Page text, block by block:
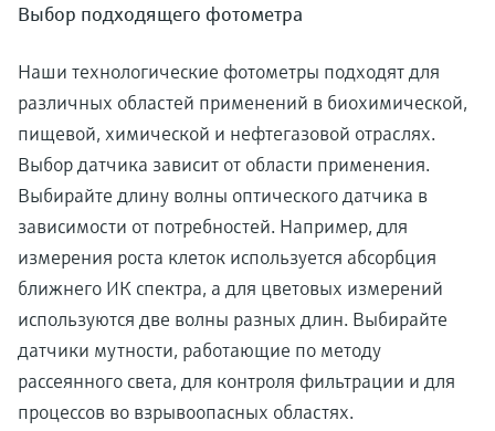
Выбор подходящего фотометра
Наши технологические фотометры подходят для
различных областей применений в биохимической,
пищевой, химической и нефтегазовой отраслях.
Выбор датчика зависит от области применения.
Выбирайте длину волны оптического датчика в
зависимости от потребностей. Например, для
измерения роста клеток используется абсорбция
ближнего ИК спектра, а для цветовых измерений
используются две волны разных длин. Выбирайте
датчики мутности, работающие по методу
рассеянного света, для контроля фильтрации и для
процессов во взрывоопасных областях.